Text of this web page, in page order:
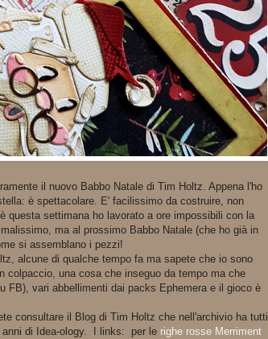
il nuovo Babbo Natale di Tim Holtz. Appena l'ho
è spettacolare. E' facilissimo da costruire, non
questa settimana ho lavorato a ore impossibili con la
ma al prossimo Babbo Natale (che ho già in
si assemblano i pezzi!
alcune di qualche tempo fa ma sapete che io sono
colpaccio, una cosa che inseguo da tempo ma che
FB), vari abbellimenti dai packs Ephemera e il gioco è
consultare il Blog di Tim Holtz che nell'archivio ha tutti
di Idea-ology. I links: per le righe rosse Merriment